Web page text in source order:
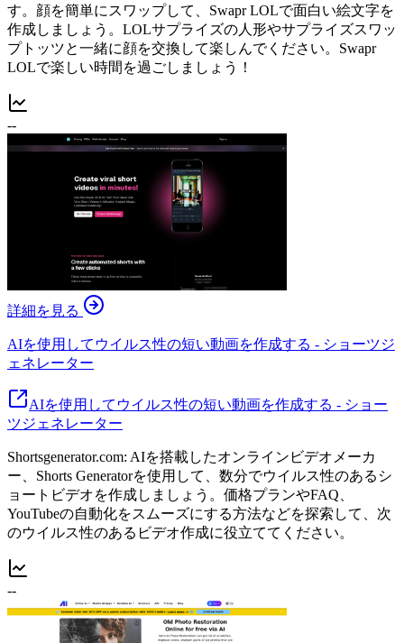
す。顔を簡単にスワップして、Swapr LOLで面白い絵文字を
作成しましょう。LOLサプライズの人形やサプライズスワッ
プトッツと一緒に顔を交換して楽しんでください。Swapr
LOLで楽しい時間を過ごしましょう！
--
詳細を見る
AIを使用してウイルス性の短い動画を作成する - ショーツジ
ェネレーター
AIを使用してウイルス性の短い動画を作成する - ショー
ツジェネレーター
Shortsgenerator.com: AIを搭載したオンラインビデオメーカ
ー、Shorts Generatorを使用して、数分でウイルス性のあるシ
ョートビデオを作成しましょう。価格プランやFAQ、
YouTubeの自動化をスムーズにする方法などを探索して、次
のウイルス性のあるビデオ作成に役立ててください。
--